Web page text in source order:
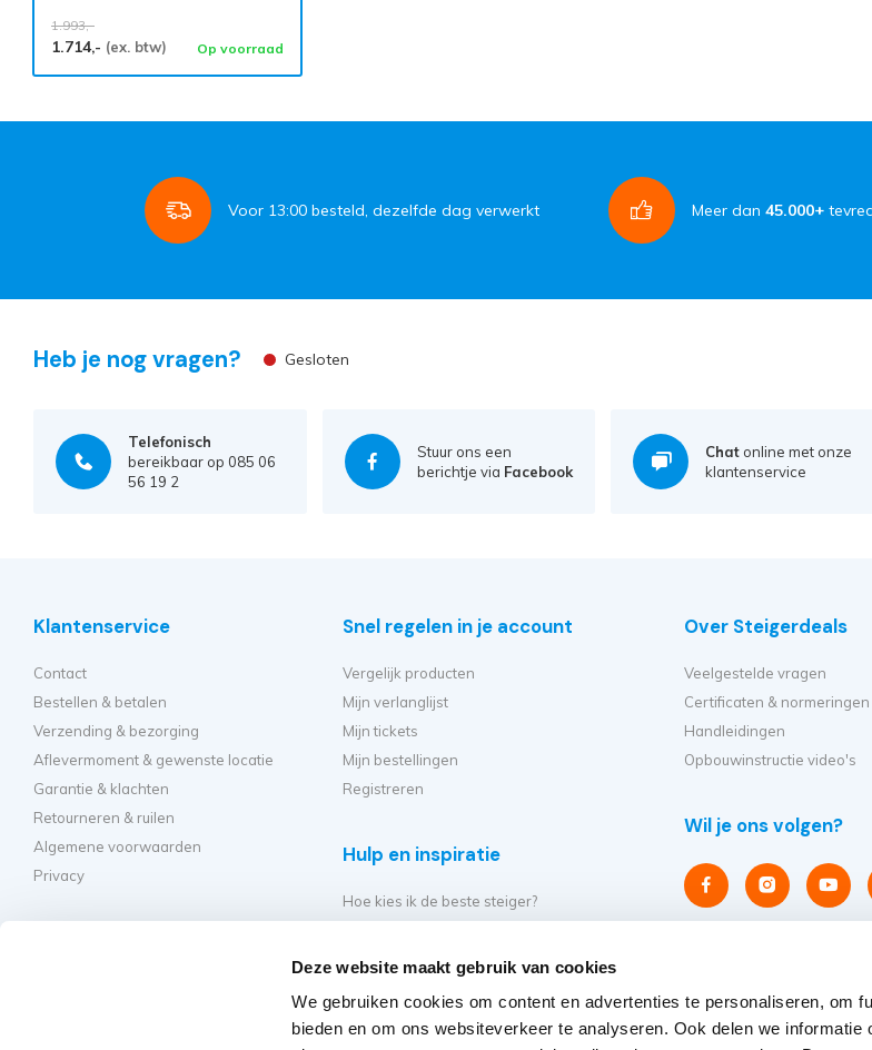
Deze website maakt gebruik van cookies
We gebruiken cookies om content en advertenties te personaliseren, om
bieden en om ons websiteverkeer te analyseren. Ook delen we informatie
1.993,-
1.714,- (ex. btw) Op voorraad
Voor 13:00 besteld, dezelfde dag verwerkt Meer dan 45.000+
Heb je nog vragen? Gesloten
Telefonisch
bereikbaar op 085 06
56 19 2
Stuur ons een
berichtje via Facebook
Chat online met onze
klantenservice
Klantenservice
Contact
Bestellen & betalen
Verzending & bezorging
Aflevermoment & gewenste locatie
Garantie & klachten
Retourneren & ruilen
Algemene voorwaarden
Privacy
Snel regelen in je account
Vergelijk producten
Mijn verlanglijst
Mijn tickets
Mijn bestellingen
Registreren
Hulp en inspiratie
Hoe kies ik de beste steiger?
Hoe bouw ik mijn steiger op?
Regelgeving rolsteigers 2018
Over Steigerdeals
Veelgestelde vragen
Certificaten & normeringen
Handleidingen
Opbouwinstructie video's
Wil je ons volgen?